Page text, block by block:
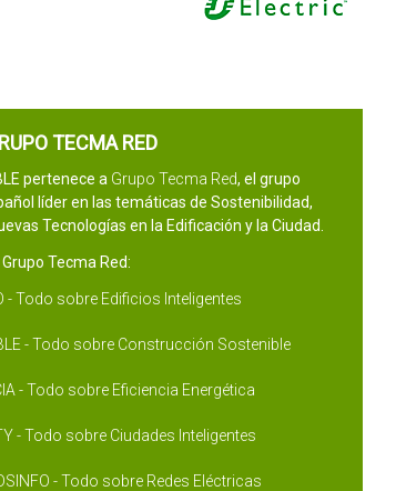
TECMA RED
pertenece a Grupo Tecma Red, el grupo
líder en las temáticas de Sostenibilidad,
Tecnologías en la Edificación y la Ciudad.
Tecma Red:
- Todo sobre Edificios Inteligentes
- Todo sobre Construcción Sostenible
- Todo sobre Eficiencia Energética
- Todo sobre Ciudades Inteligentes
- Todo sobre Redes Eléctricas